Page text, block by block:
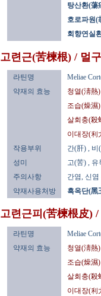
탕산환(蕩
호로파원(
회향연실
고련근(苦楝根) / 멀
라틴명
Meliae
약재의 효능
청열(淸熱)
조습(燥濕)
살회충(殺
이대장(利
작용부위
간(肝) ,
성미
고(苦) ,
주의사항
간염, 신염
약재사용처방
흑옥단(黑
고련근피(苦楝根皮)
라틴명
Meliae
약재의 효능
청열(淸熱)
조습(燥濕)
살회충(殺
이대장(利